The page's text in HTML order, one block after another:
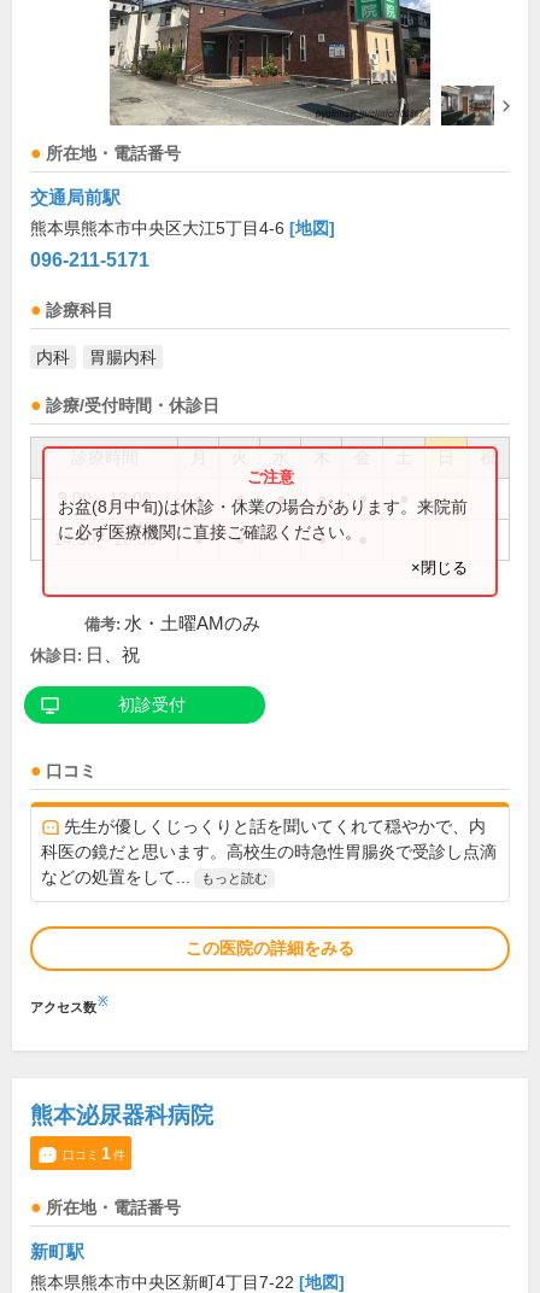
所在地・電話番号
交通局前駅
熊本県熊本市中央区大江5丁目4-6 [地図]
096-211-5171
診療科目
内科 胃腸内科
診療/受付時間・休診日
祝
9:00～13:00 ● ● ● ● ●
14:30～18:00 ● ● ●
お盆(8月中旬)は休診・休業の場合があります。来院前
に必ず医療機関に直接ご確認ください。
×閉じる
備考: 水・土曜AMのみ
休診日: 日、祝
初診受付
口コミ
先生が優しくじっくりと話を聞いてくれて穏やかで、内
科医の鏡だと思います。高校生の時急性胃腸炎で受診し点滴
などの処置をして...
もっと読む
この医院の詳細をみる
アクセス数※
熊本泌尿器科病院
口コミ 1件
所在地・電話番号
新町駅
熊本県熊本市中央区新町4丁目7-22 [地図]